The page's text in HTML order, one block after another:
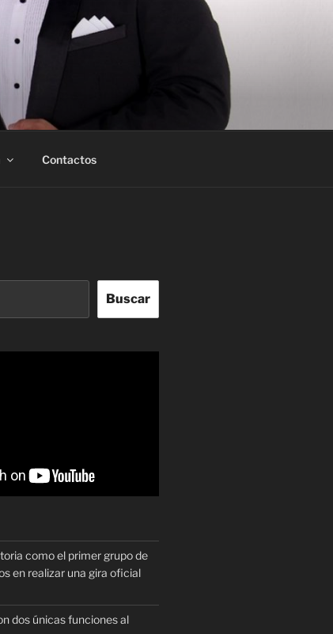
Contactos
Buscar
como el primer grupo de
en realizar una gira oficial
dos únicas funciones al